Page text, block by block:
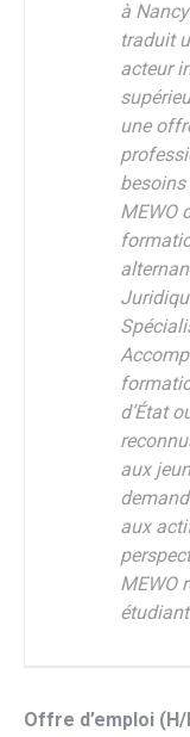
à
traduit
acteur
une
besoins
MEWO
d’État
aux
aux
MEWO
Offre d’emploi (H/